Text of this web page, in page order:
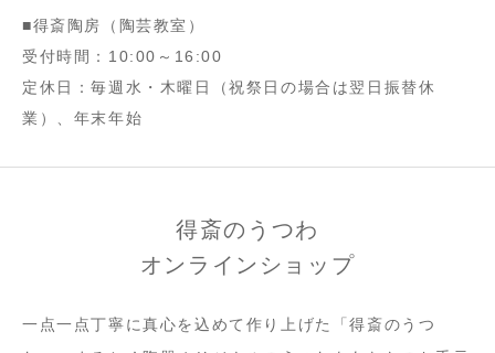
■得斎陶房（陶芸教室）
受付時間：10:00～16:00
定休日：毎週水・木曜日（祝祭日の場合は翌日振替休
業）、年末年始
得斎のうつわ
オンラインショップ
一点一点丁寧に真心を込めて作り上げた「得斎のうつ